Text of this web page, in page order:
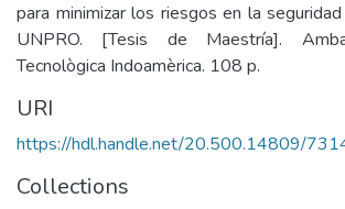
para minimizar los riesgos en la
UNPRO. [Tesis de Maestría].
Tecnològica Indoamèrica. 108 p.
URI
https://hdl.handle.net/20.500.14809/
Collections